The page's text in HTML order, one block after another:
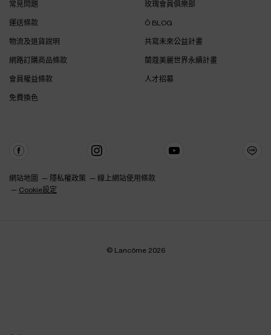
常見問題
運送條款
物流及退貨說明
網路訂購商品條款
會員權益條款
免費換色
玫瑰會員俱樂部
Ô BLOG
共寫未來公益計畫
蘭蔻美麗世界永續計畫
人才招募
網站地圖 隱私權政策
線上網站使用條款
Cookie設定
© Lancôme 2026